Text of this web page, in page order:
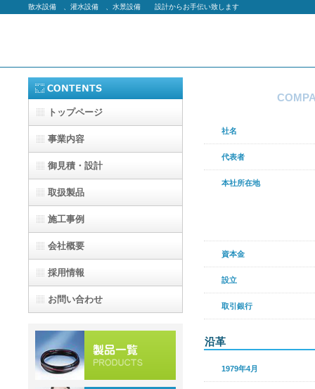
散水設備 、灌水設備 、水景設備 設計からお手伝い致します
社名
代表者
本社所在地
資本金
設立
取引銀行
沿革
1979年4月
トップページ
事業内容
御見積・設計
取扱製品
施工事例
会社概要
採用情報
お問い合わせ